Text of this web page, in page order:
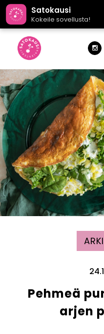
Satokausi
Kokeile sovellusta!
Pehmeä
arjen